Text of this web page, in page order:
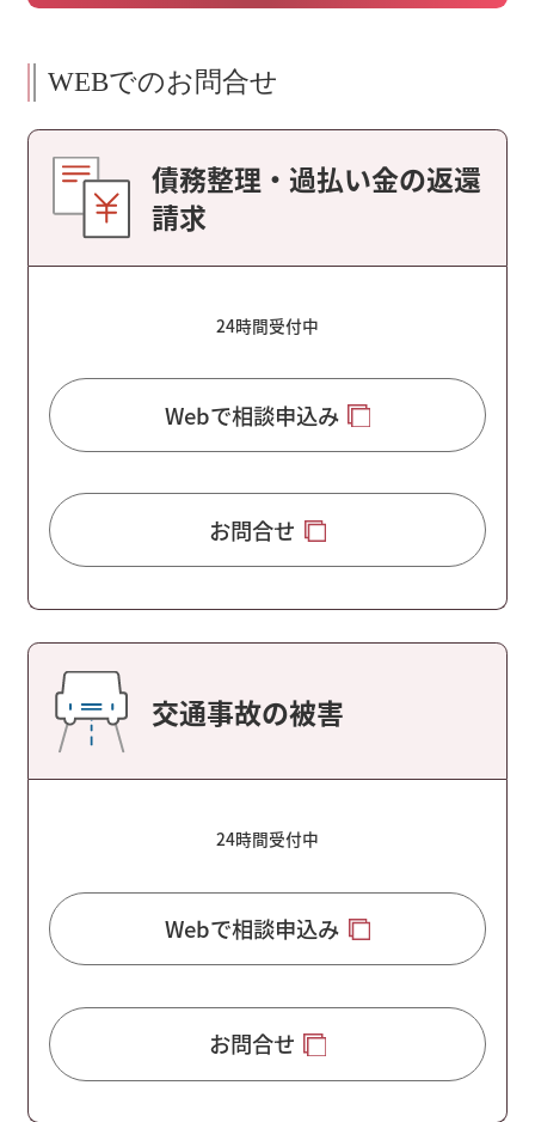
WEBでのお問合せ
債務整理・過払い金の返還
請求
24時間受付中
Webで相談申込み
お問合せ
交通事故の被害
24時間受付中
Webで相談申込み
お問合せ